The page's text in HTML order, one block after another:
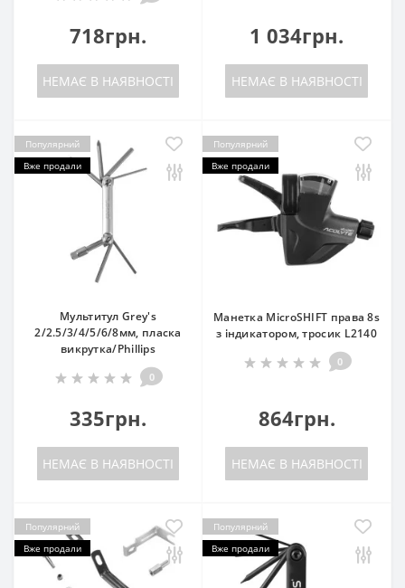
718грн.
НЕМАЄ В НАЯВНОСТІ
1 034грн.
НЕМАЄ В НАЯВНОСТІ
Популярний
Вже продали
Мультитул Grey's
2/2.5/3/4/5/6/8мм, пласка
викрутка/Phillips
0
335грн.
НЕМАЄ В НАЯВНОСТІ
Популярний
Вже продали
Манетка MicroSHIFT права 8s
з індикатором, тросик L2140
0
864грн.
НЕМАЄ В НАЯВНОСТІ
Популярний
Вже продали
Популярний
Вже продали